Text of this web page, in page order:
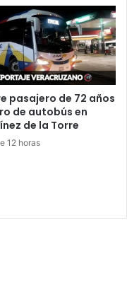
pasajero de 72 años
de autobús en
de la Torre
12 horas